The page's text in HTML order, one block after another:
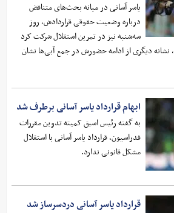
یاسر آسانی در میانه بحث‌های متناقض
درباره وضعیت حقوقی قراردادش، روز
سه‌شنبه نیز در تمرین استقلال شرکت کرد
و با پوشیدن پیراهن شماره ۷، نشانه دیگری از ادامه حضورش در جمع آبی‌ها نشان
ابهام قرارداد یاسر آسانی برطرف شد
به گفته رئیس اسبق کمیته تدوین مقررات
فدراسیون، قرارداد یاسر آسانی با استقلال
مشکل قانونی ندارد.
قرارداد یاسر آسانی دردسرساز شد